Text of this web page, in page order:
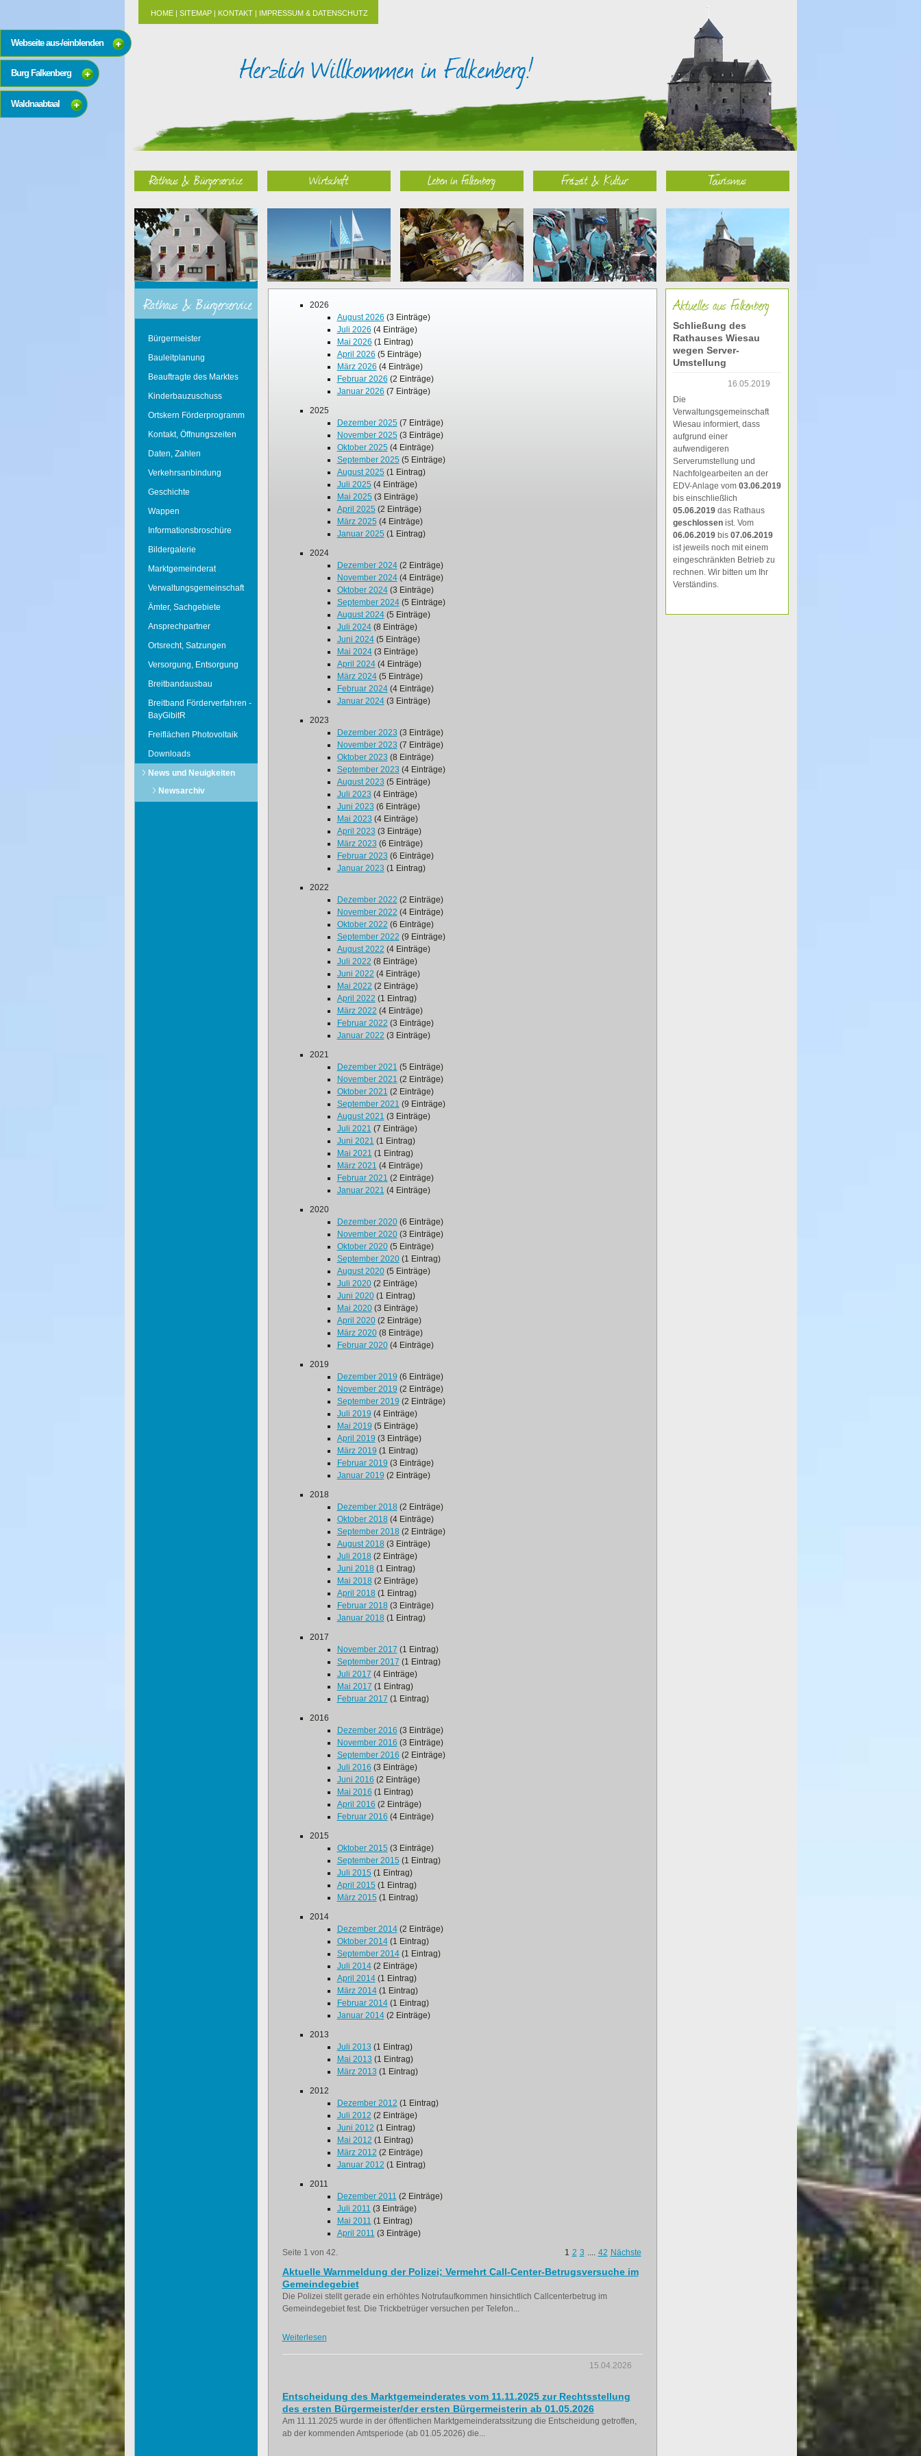
HOME| SITEMAP| KONTAKT| IMPRESSUM & DATENSCHUTZ
Rathaus & Bürgerservice Wirtschaft Leben in Falkenberg Freizeit & Kultur Tourismus
Rathaus & Bürgerservice
Bürgermeister
Bauleitplanung
Beauftragte des Marktes
Kinderbauzuschuss
Ortskern Förderprogramm
Kontakt, Öffnungszeiten
Daten, Zahlen
Verkehrsanbindung
Geschichte
Wappen
Informationsbroschüre
Bildergalerie
Marktgemeinderat
Verwaltungsgemeinschaft
Ämter, Sachgebiete
Ansprechpartner
Ortsrecht, Satzungen
Versorgung, Entsorgung
Breitbandausbau
Breitband Förderverfahren -
BayGibitR
Freiflächen Photovoltaik
Downloads
News und Neuigkeiten
Newsarchiv
2026
August 2026 (3 Einträge)
Juli 2026 (4 Einträge)
Mai 2026 (1 Eintrag)
April 2026 (5 Einträge)
März 2026 (4 Einträge)
Februar 2026 (2 Einträge)
Januar 2026 (7 Einträge)
2025
Dezember 2025(7 Einträge)
November 2025(3 Einträge)
Oktober 2025(4 Einträge)
September 2025(5 Einträge)
August 2025(1 Eintrag)
Juli 2025 (4 Einträge)
Mai 2025 (3 Einträge)
April 2025 (2 Einträge)
März 2025 (4 Einträge)
Januar 2025 (1 Eintrag)
2024
Dezember 2024(2 Einträge)
November 2024(4 Einträge)
Oktober 2024(3 Einträge)
September 2024(5 Einträge)
August 2024(5 Einträge)
Juli 2024(8 Einträge)
Juni 2024(5 Einträge)
Mai 2024(3 Einträge)
April 2024(4 Einträge)
März 2024(5 Einträge)
Februar 2024(4 Einträge)
Januar 2024(3 Einträge)
2023
Dezember 2023 (3 Einträge)
November 2023 (7 Einträge)
Oktober 2023 (8 Einträge)
September 2023 (4 Einträge)
August 2023 (5 Einträge)
Juli 2023 (4 Einträge)
Juni 2023 (6 Einträge)
Mai 2023 (4 Einträge)
April 2023 (3 Einträge)
März 2023 (6 Einträge)
Februar 2023 (6 Einträge)
Januar 2023 (1 Eintrag)
2022
Dezember 2022 (2 Einträge)
November 2022 (4 Einträge)
Oktober 2022 (6 Einträge)
September 2022 (9 Einträge)
August 2022 (4 Einträge)
Juli 2022 (8 Einträge)
Juni 2022 (4 Einträge)
Mai 2022 (2 Einträge)
April 2022 (1 Eintrag)
März 2022 (4 Einträge)
Februar 2022 (3 Einträge)
Januar 2022 (3 Einträge)
2021
Dezember 2021 (5 Einträge)
November 2021 (2 Einträge)
Oktober 2021 (2 Einträge)
September 2021 (9 Einträge)
August 2021 (3 Einträge)
Juli 2021 (7 Einträge)
Juni 2021 (1 Eintrag)
Mai 2021 (1 Eintrag)
März 2021 (4 Einträge)
Februar 2021 (2 Einträge)
Januar 2021 (4 Einträge)
2020
Dezember 2020(6 Einträge)
November 2020(3 Einträge)
Oktober 2020(5 Einträge)
September 2020(1 Eintrag)
August 2020(5 Einträge)
Juli 2020(2 Einträge)
Juni 2020(1 Eintrag)
Mai 2020(3 Einträge)
April 2020(2 Einträge)
März 2020(8 Einträge)
Februar 2020(4 Einträge)
2019
Dezember 2019 (6 Einträge)
November 2019 (2 Einträge)
September 2019 (2 Einträge)
Juli 2019 (4 Einträge)
Mai 2019 (5 Einträge)
April 2019 (3 Einträge)
März 2019 (1 Eintrag)
Februar 2019 (3 Einträge)
Januar 2019 (2 Einträge)
2018
Dezember 2018(2 Einträge)
Oktober 2018(4 Einträge)
September 2018(2 Einträge)
August 2018(3 Einträge)
Juli 2018(2 Einträge)
Juni 2018(1 Eintrag)
Mai 2018(2 Einträge)
April 2018(1 Eintrag)
Februar 2018(3 Einträge)
Januar 2018(1 Eintrag)
2017
November 2017 (1 Eintrag)
September 2017 (1 Eintrag)
Juli 2017 (4 Einträge)
Mai 2017 (1 Eintrag)
Februar 2017 (1 Eintrag)
2016
Dezember 2016 (3 Einträge)
November 2016 (3 Einträge)
September 2016 (2 Einträge)
Juli 2016 (3 Einträge)
Juni 2016 (2 Einträge)
Mai 2016 (1 Eintrag)
April 2016 (2 Einträge)
Februar 2016 (4 Einträge)
2015
Oktober 2015 (3 Einträge)
September 2015 (1 Eintrag)
Juli 2015 (1 Eintrag)
April 2015 (1 Eintrag)
März 2015 (1 Eintrag)
2014
Dezember 2014(2 Einträge)
Oktober 2014(1 Eintrag)
September 2014(1 Eintrag)
Juli 2014(2 Einträge)
April 2014(1 Eintrag)
März 2014(1 Eintrag)
Februar 2014(1 Eintrag)
Januar 2014(2 Einträge)
2013
Juli 2013 (1 Eintrag)
Mai 2013 (1 Eintrag)
März 2013 (1 Eintrag)
2012
Dezember 2012 (1 Eintrag)
Juli 2012 (2 Einträge)
Juni 2012 (1 Eintrag)
Mai 2012 (1 Eintrag)
März 2012 (2 Einträge)
Januar 2012 (1 Eintrag)
2011
Dezember 2011 (2 Einträge)
Juli 2011 (3 Einträge)
Mai 2011 (1 Eintrag)
April 2011 (3 Einträge)
Seite 1 von 42.
1 2 3 .... 42 Nächste
Aktuelle Warnmeldung der Polizei; Vermehrt Call-Center-Betrugsversuche im
Gemeindegebiet
Die Polizei stellt gerade ein erhöhtes Notrufaufkommen hinsichtlich Callcenterbetrug im
Gemeindegebiet fest. Die Trickbetrüger versuchen per Telefon...
Weiterlesen
15.04.2026
Entscheidung des Marktgemeinderates vom 11.11.2025 zur Rechtsstellung
des ersten Bürgermeister/der ersten Bürgermeisterin ab 01.05.2026
Am 11.11.2025 wurde in der öffentlichen Marktgemeinderatssitzung die Entscheidung getroffen,
ab der kommenden Amtsperiode (ab 01.05.2026) die...
Aktuelles aus Falkenberg
Schließung des
Rathauses Wiesau
wegen Server-
Umstellung
16.05.2019
Die
Verwaltungsgemeinschaft
Wiesau informiert, dass
aufgrund einer
aufwendigeren
Serverumstellung und
Nachfolgearbeiten an der
EDV-Anlage vom 03.06.2019
bis einschließlich
05.06.2019das Rathaus
geschlossenist. Vom
06.06.2019bis 07.06.2019
ist jeweils noch mit einem
eingeschränkten Betrieb zu
rechnen. Wir bitten um Ihr
Verständins.
Webseite aus-/einblenden
Burg Falkenberg
Waldnaabtaal